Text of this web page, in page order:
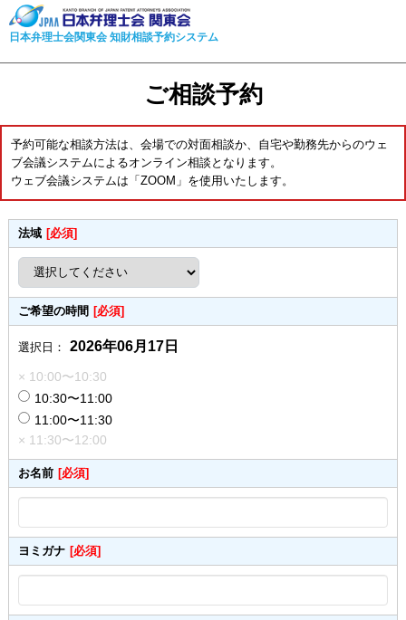
日本弁理士会関東会 知財相談予約システム
ご相談予約
予約可能な相談方法は、会場での対面相談か、自宅や勤務先からのウェ
ブ会議システムによるオンライン相談となります。
ウェブ会議システムは「ZOOM」を使用いたします。
法域 [必須]
ご希望の時間 [必須]
選択日： 2026年06月17日
× 10:00〜10:30
10:30〜11:00
11:00〜11:30
× 11:30〜12:00
お名前 [必須]
ヨミガナ [必須]